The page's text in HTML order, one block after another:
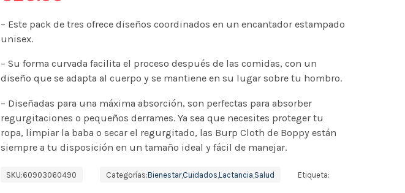
– Este pack de tres ofrece diseños coordinados en un encantador estampado
unisex.
– Su forma curvada facilita el proceso después de las comidas, con un
diseño que se adapta al cuerpo y se mantiene en su lugar sobre tu hombro.
– Diseñadas para una máxima absorción, son perfectas para absorber
regurgitaciones o pequeños derrames. Ya sea que necesites proteger tu
ropa, limpiar la baba o secar el regurgitado, las Burp Cloth de Boppy están
siempre a tu disposición en un tamaño ideal y fácil de manejar.
SKU:60903060490 Categorías:Bienestar,Cuidados Lactancia Salud Etiqueta: